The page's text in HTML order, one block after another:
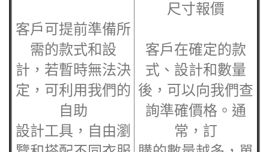
客戶可提前準備所
需的款式和設
計，若暫時無法決
定，可利用我們的
自助
設計工具，自由瀏
尺寸報價
客戶在確定的款
式、設計和數量
後，可以向我們查
詢準確價格。通
常，訂